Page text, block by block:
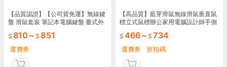
【品質認證】【公司貨免運】無線鍵
盤 滑鼠套裝 筆記本電腦鍵盤 臺式外
810 ~ 851
運費券
【高品質】藍芽滑鼠無線滑鼠垂直鼠
標立式鼠標辦公家用電腦設計師手側
466~ 734
運費券 折扣碼